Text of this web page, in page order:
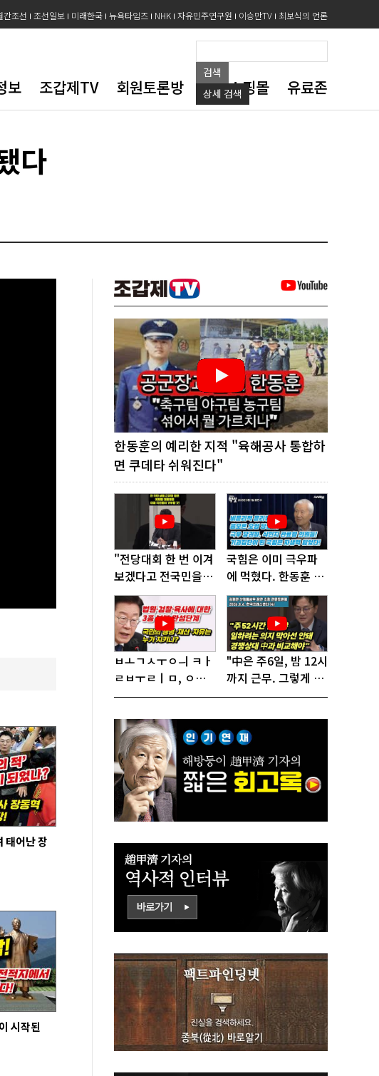
간조선 조선일보 미래한국 뉴욕타임즈 NHK 자유민주연구원 이승만TV 최보식의 언론
검색
상세 검색
보 조갑제TV 회원토론방 도서쇼핑몰 유료존
다
태어난 장
시작된
한동훈의 예리한 지적 "육해공사 통합하
면 쿠데타 쉬워진다"
"전당대회 한 번 이겨
보겠다고 전국민을
'지옥문'으로 밀어!"
국힘은 이미 극우파
에 먹혔다. 한동훈 창
당이 답!
ㅂㅗㄱㅅㅜㅇㅢ ㅋㅏ
ㄹㅂㅜㄹㅣㅁ, ㅇㅙ
ㄱㅜㄱㅁㅣㄴㄷㅡㄹ
ㅎㅏㄴㅏ?
"中은 주6일, 밤 12시
까지 근무. 그렇게 일
해서 어떻게 경쟁하